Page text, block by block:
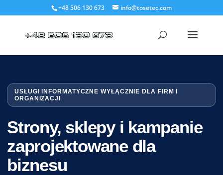
+48 506 130 673 info@tosetec.com
USŁUGI INFORMATYCZNE WYŁĄCZNIE DLA FIRM I
ORGANIZACJI
Strony, sklepy i kampanie
zaprojektowane dla
biznesu